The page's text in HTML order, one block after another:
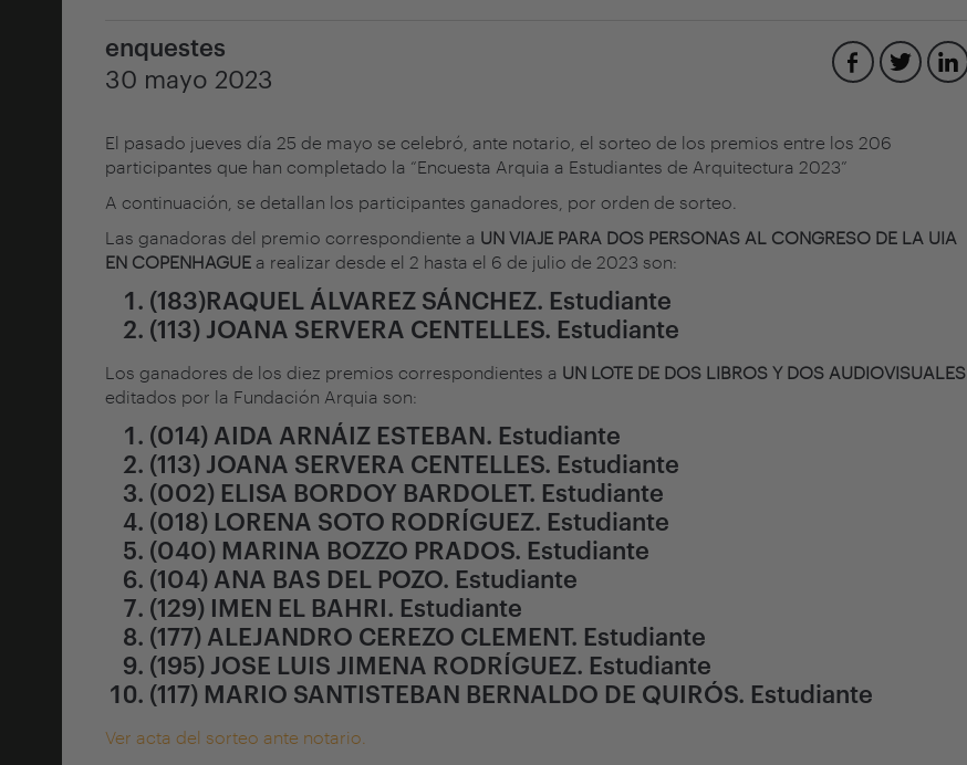
enquestes
30 mayo 2023
El pasado jueves día 25 de mayo se celebró, ante notario, el sorteo de los premios entre los 206
participantes que han completado la “Encuesta Arquia a Estudiantes de Arquitectura 2023”
A continuación, se detallan los participantes ganadores, por orden de sorteo.
Las ganadoras del premio correspondiente a UN VIAJE PARA DOS PERSONAS AL CONGRESO DE LA UIA
EN COPENHAGUE a realizar desde el 2 hasta el 6 de julio de 2023 son:
(183)RAQUEL ÁLVAREZ SÁNCHEZ. Estudiante
(113) JOANA SERVERA CENTELLES. Estudiante
Los ganadores de los diez premios correspondientes a UN LOTE DE DOS LIBROS Y DOS AUDIOVISUALES
editados por la Fundación Arquia son:
(014) AIDA ARNÁIZ ESTEBAN. Estudiante
(113) JOANA SERVERA CENTELLES. Estudiante
(002) ELISA BORDOY BARDOLET. Estudiante
(018) LORENA SOTO RODRÍGUEZ. Estudiante
(040) MARINA BOZZO PRADOS. Estudiante
(104) ANA BAS DEL POZO. Estudiante
(129) IMEN EL BAHRI. Estudiante
(177) ALEJANDRO CEREZO CLEMENT. Estudiante
(195) JOSE LUIS JIMENA RODRÍGUEZ. Estudiante
(117) MARIO SANTISTEBAN BERNALDO DE QUIRÓS. Estudiante
Ver acta del sorteo ante notario.